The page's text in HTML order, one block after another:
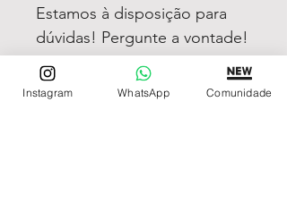
Estamos à disposição para
dúvidas! Pergunte a vontade!
Instagram WhatsApp Comunidade